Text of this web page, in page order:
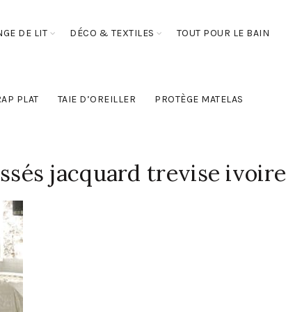
DE LIT DÉCO & TEXTILES TOUT POUR LE BAIN
PLAT TAIE D’OREILLER PROTÈGE MATELAS
jacquard trevise ivoire